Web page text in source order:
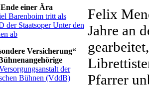
einer Ära
Barenboim tritt als
der Staatsoper Unter den
ab
Versicherung“
der
Bühnen (VddB)
Felix
Jahre an
Pfarrer